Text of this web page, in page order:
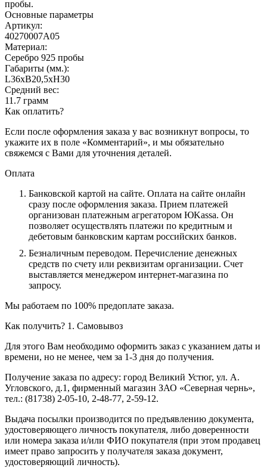
пробы.
Основные параметры
Артикул:
40270007А05
Материал:
Серебро 925 пробы
Габариты (мм.):
L36хB20,5хH30
Средний вес:
11.7 грамм
Как оплатить?
Если после оформления заказа у вас возникнут вопросы, то
укажите их в поле «Комментарий», и мы обязательно
свяжемся с Вами для уточнения деталей.
Оплата
Банковской картой на сайте. Оплата на сайте онлайн
сразу после оформления заказа. Прием платежей
организован платежным агрегатором ЮKassa. Он
позволяет осуществлять платежи по кредитным и
дебетовым банковским картам российских банков.
Безналичным переводом. Перечисление денежных
средств по счету или реквизитам организации. Счет
выставляется менеджером интернет-магазина по
запросу.
Мы работаем по 100% предоплате заказа.
Как получить? 1. Самовывоз
Для этого Вам необходимо оформить заказ с указанием даты и
времени, но не менее, чем за 1-3 дня до получения.
Получение заказа по адресу: город Великий Устюг, ул. А.
Угловского, д.1, фирменный магазин ЗАО «Северная чернь»,
тел.: (81738) 2-05-10, 2-48-77, 2-59-12.
Выдача посылки производится по предъявлению документа,
удостоверяющего личность покупателя, либо доверенности
или номера заказа и/или ФИО покупателя (при этом продавец
имеет право запросить у получателя заказа документ,
удостоверяющий личность).